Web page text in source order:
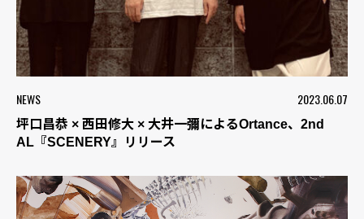
NEWS 2023.06.07
坪口昌恭 × 西田修大 × 大井一彌によるOrtance、2nd
AL『SCENERY』リリース